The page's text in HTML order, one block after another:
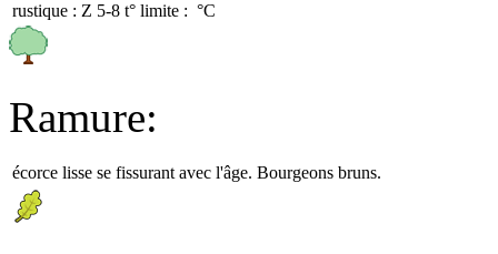
rustique : Z 5-8 t° limite : °C
Ramure:
écorce lisse se fissurant avec l'âge. Bourgeons bruns.